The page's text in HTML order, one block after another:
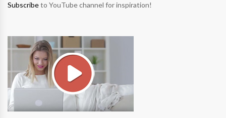
Subscribeto YouTube channel for inspiration!